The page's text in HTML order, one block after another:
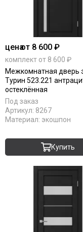
ценаот 8 600 ₽
комплект от 8 600 ₽
Межкомнатная дверь
Турин 523.221
остеклённая
Под заказ
Артикул: 8267
Материал: экошпон
Купить